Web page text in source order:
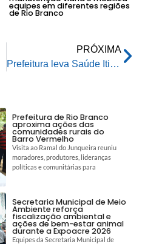
equipes em diferentes regiões
de Rio Branco
PRÓXIMA
Prefeitura leva Saúde Itinerante Terrestre à comunidade do ramal Caipora na Transacreana
Prefeitura de Rio Branco
aproxima ações das
comunidades rurais do
Barro Vermelho
Visita ao Ramal do Junqueira reuniu
moradores, produtores, lideranças
políticas e comunitárias para
Secretaria Municipal de Meio
Ambiente reforça
fiscalização ambiental e
ações de bem-estar animal
durante a Expoacre 2026
Equipes da Secretaria Municipal de